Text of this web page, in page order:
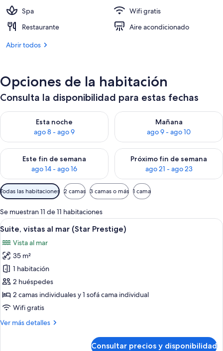
Spa
Wifi gratis
Restaurante
Aire acondicionado
Abrir todos
Opciones de la habitación
Consulta la disponibilidad para estas fechas
Esta noche
ago 8 - ago 9
Consulta la disponibilidad para esta noche, ago 8 - ago 9
Mañana
ago 9 - ago 10
Consulta la disponibilidad
Este fin de semana
ago 14 - ago 16
Consulta la disponibilidad para este fin de semana, ago 14 -
Próximo fin de semana
ago 21 - ago 23
Consulta la disponibilidad
Filtros
disponibles
para
las
habitaciones
Todas las habitaciones 2 camas 3 camas o más 1 cama
Se muestran 11 de 11 habitaciones
Abrir
todas
las
fotos
de
Suite,
vistas
al
(Star
Una sala moderna con un sofá, una
5
Suite, vistas al mar (Star Prestige)
Vista al mar
35 m²
1 habitación
2 huéspedes
2 camas individuales y 1 sofá cama individual
Wifi gratis
Ver más detalles
Más
Consultar precios y disponibilidad